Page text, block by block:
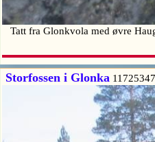
Tatt fra Glonkvola med øvre
Storfossen i Glonka